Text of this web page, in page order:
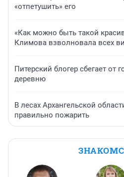
«отпетушить» его
«Как можно быть такой
Климова взволновала всех
Питерский блогер сбегает от
деревню
В лесах Архангельской
правильно пожарить